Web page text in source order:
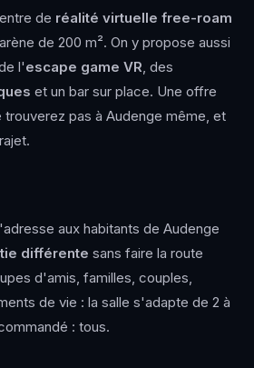
de réalité virtuelle free-roam
de 200 m². On y propose aussi
l'escape game VR, des
et un bar sur place. Une offre
pas à Audenge même, et
aux habitants de Audenge
différente sans faire la route
d'amis, familles, couples,
de vie : la salle s'adapte de 2 à
: tous.